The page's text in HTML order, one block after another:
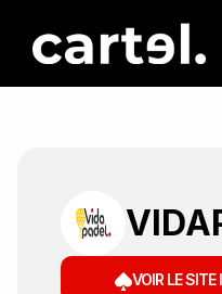
VOIR LE SITE